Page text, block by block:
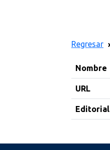
Regresar
Nombre
URL
Editorial